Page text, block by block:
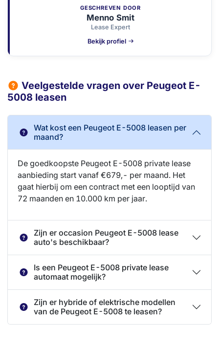
GESCHREVEN DOOR
Menno Smit
Lease Expert
Bekijk profiel
Veelgestelde vragen over Peugeot E-
5008 leasen
Wat kost een Peugeot E-5008 leasen per
maand?
De goedkoopste Peugeot E-5008 private lease
aanbieding start vanaf €679,- per maand. Het
gaat hierbij om een contract met een looptijd van
72 maanden en 10.000 km per jaar.
Zijn er occasion Peugeot E-5008 lease
auto's beschikbaar?
Is een Peugeot E-5008 private lease
automaat mogelijk?
Zijn er hybride of elektrische modellen
van de Peugeot E-5008 te leasen?